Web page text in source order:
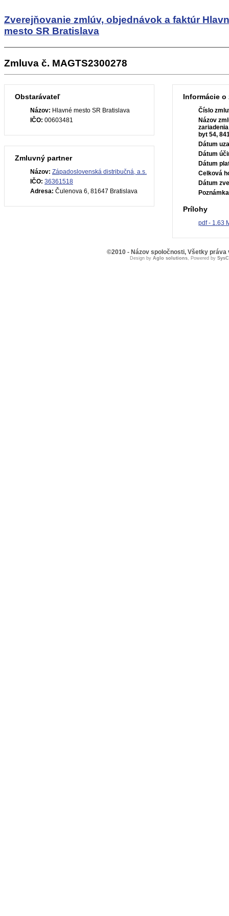
Zverejňovanie zmlúv, objednávok a faktúr
mesto SR Bratislava
Zmluva č. MAGTS2300278
Obstarávateľ
Názov: Hlavné mesto SR Bratislava
IČO: 00603481
Zmluvný partner
Názov: Západoslovenská distribučná, a.s.
IČO: 36361518
Adresa: Čulenova 6, 81647 Bratislava
Informácie o
Číslo
Názov
byt 54,
Dátum
Dátum
Dátum
Celková
Dátum
Prílohy
pdf - 1.63
©2010 - Názov spoločnosti, Všetky práva
Design by Aglo solutions, Powered by